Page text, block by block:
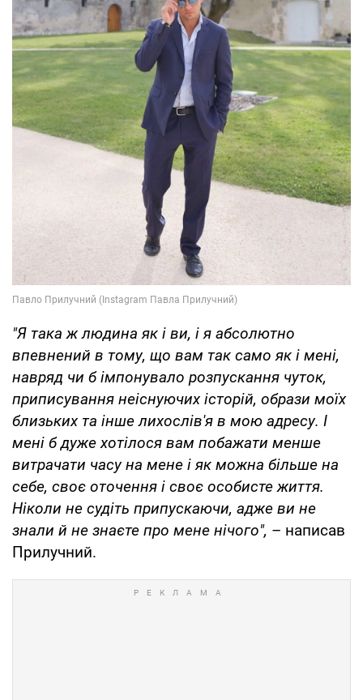
"Я така ж людина як і ви, і я абсолютно
впевнений в тому, що вам так само як і мені,
навряд чи б імпонувало розпускання чуток,
приписування неіснуючих історій, образи моїх
близьких та інше лихослів'я в мою адресу. І
мені б дуже хотілося вам побажати менше
витрачати часу на мене і як можна більше на
себе, своє оточення і своє особисте життя.
Ніколи не судіть припускаючи, адже ви не
знали й не знаєте про мене нічого", – написав
Прилучний.